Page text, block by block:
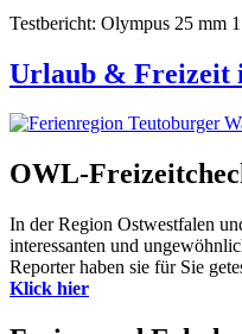
Testbericht: Olympus 25 mm
Urlaub & Freizeit
OWL-
In der Region Ostwestfalen
interessanten und
Reporter haben sie für Sie
Klick hier